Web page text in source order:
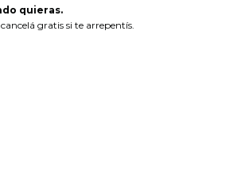
quieras.
gratis si te arrepentís.